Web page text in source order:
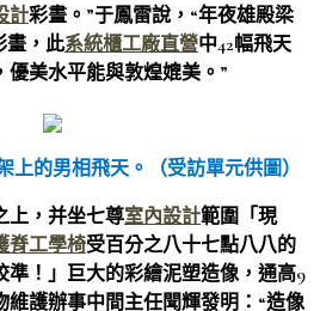
計彩畫。”于鳳雷說，“年夜雄殿梁
畫，此系統櫃工廠直營中42幅飛天
美水平能與敦煌媲美。”
上的男相飛天。（受訪單元供圖）
上，并坐七尊室內設計範圍「現
脊工學椅受百分之八十七點八八的
準！」巨大的彩繪泥塑造像，通高9
維護辦事中間主任聞輝發明：“造像